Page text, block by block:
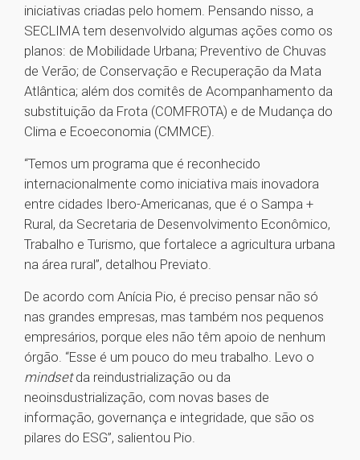
iniciativas criadas pelo homem. Pensando nisso, a
SECLIMA tem desenvolvido algumas ações como os
planos: de Mobilidade Urbana; Preventivo de Chuvas
de Verão; de Conservação e Recuperação da Mata
Atlântica; além dos comitês de Acompanhamento da
substituição da Frota (COMFROTA) e de Mudança do
Clima e Ecoeconomia (CMMCE).
“Temos um programa que é reconhecido
internacionalmente como iniciativa mais inovadora
entre cidades Ibero-Americanas, que é o Sampa +
Rural, da Secretaria de Desenvolvimento Econômico,
Trabalho e Turismo, que fortalece a agricultura urbana
na área rural”, detalhou Previato.
De acordo com Anícia Pio, é preciso pensar não só
nas grandes empresas, mas também nos pequenos
empresários, porque eles não têm apoio de nenhum
órgão. “Esse é um pouco do meu trabalho. Levo o
mindsetda reindustrialização ou da
neoinsdustrialização, com novas bases de
informação, governança e integridade, que são os
pilares do ESG”, salientou Pio.